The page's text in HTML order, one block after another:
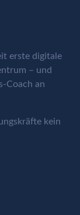
erste digitale
– und
Coach an
kein